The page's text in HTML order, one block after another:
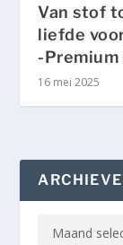
Van stof
liefde
-
16 mei 2025